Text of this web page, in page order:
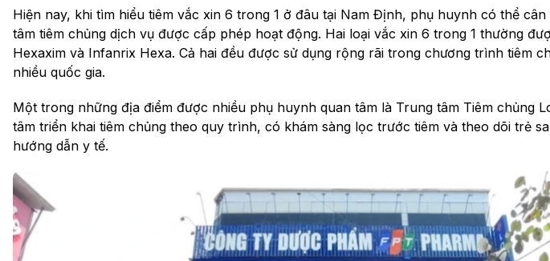
Hiện nay, khi tìm hiểu tiêm vắc xin 6 trong 1 ở đâu tại Nam Định, phụ huynh có thể
tâm tiêm chủng dịch vụ được cấp phép hoạt động. Hai loại vắc xin 6 trong 1 thường
Hexaxim và Infanrix Hexa. Cả hai đều được sử dụng rộng rãi trong chương trình tiêm
nhiều quốc gia.
Một trong những địa điểm được nhiều phụ huynh quan tâm là Trung tâm Tiêm chủng
tâm triển khai tiêm chủng theo quy trình, có khám sàng lọc trước tiêm và theo dõi trẻ
hướng dẫn y tế.